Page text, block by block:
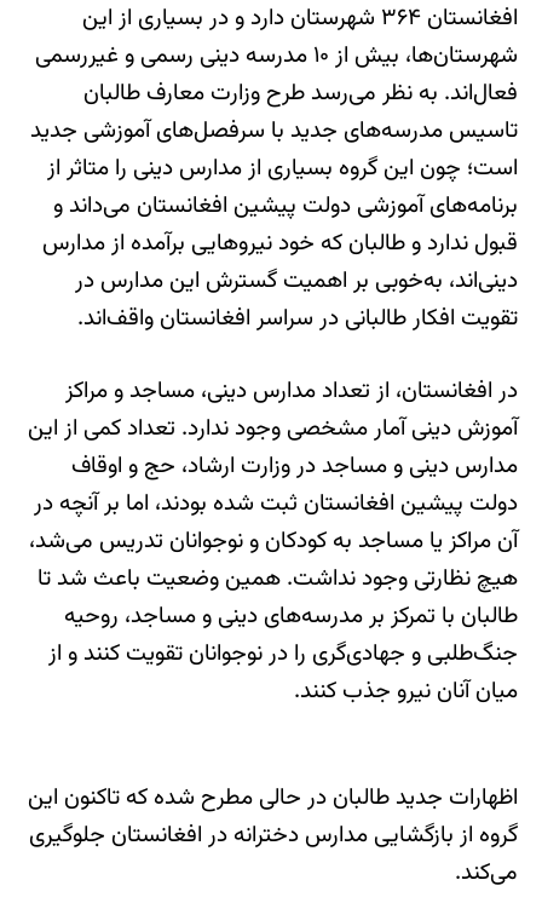
افغانستان ۳۶۴ شهرستان دارد و در بسیاری از این
شهرستان‌ها، بیش از ۱۰ مدرسه دینی رسمی و غیررسمی
فعال‌اند. به نظر می‌رسد طرح وزارت معارف طالبان
تاسیس مدرسه‌های جدید با سرفصل‌های آموزشی جدید
است؛ چون این گروه بسیاری از مدارس دینی را متاثر از
برنامه‌های آموزشی دولت پیشین افغانستان می‌داند و
قبول ندارد و طالبان که خود نیروهایی برآمده از مدارس
دینی‌اند، به‌خوبی بر اهمیت گسترش این مدارس در
تقویت افکار طالبانی در سراسر افغانستان واقف‌اند.
در افغانستان، از تعداد مدارس دینی، مساجد و مراکز
آموزش دینی آمار مشخصی وجود ندارد. تعداد کمی از این
مدارس دینی و مساجد در وزارت ارشاد، حج و اوقاف
دولت پیشین افغانستان ثبت شده بودند، اما بر آنچه در
آن مراکز یا مساجد به کودکان و نوجوانان تدریس می‌شد،
هیچ نظارتی وجود نداشت. همین وضعیت باعث شد تا
طالبان با تمرکز بر مدرسه‌های دینی و مساجد، روحیه
جنگ‌طلبی و جهادی‌گری را در نوجوانان تقویت کنند و از
میان آنان نیرو جذب کنند.
اظهارات جدید طالبان در حالی مطرح شده که تاکنون این
گروه از بازگشایی مدارس دخترانه در افغانستان جلوگیری
می‌کند.